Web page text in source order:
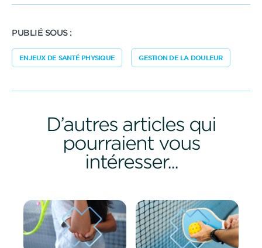
PUBLIÉ SOUS :
ENJEUX DE SANTÉ PHYSIQUE GESTION DE LA DOULEUR
D’autres articles qui
pourraient vous
intéresser...